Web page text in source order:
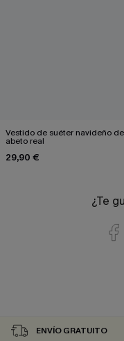
Vestido de suéter navideño de
abeto real
29,90 €
¿Te
ENVÍO GRATUITO